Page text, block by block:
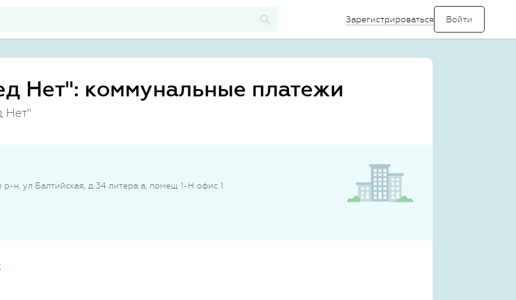
Зарегистрироваться
Нет": коммунальные платежи
Нет"
р-н, ул Балтийская, д 34 литера а, помещ 1-Н офис 1